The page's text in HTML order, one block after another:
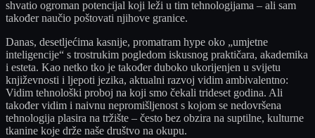
shvatio ogroman potencijal koji leži u tim tehnologijama – ali sam
također naučio poštovati njihove granice.
Danas, desetljećima kasnije, promatram hype oko „umjetne
inteligencije“ s trostrukim pogledom iskusnog praktičara, akademika
i esteta. Kao netko tko je također duboko ukorijenjen u svijetu
književnosti i ljepoti jezika, aktualni razvoj vidim ambivalentno:
Vidim tehnološki proboj na koji smo čekali trideset godina. Ali
također vidim i naivnu nepromišljenost s kojom se nedovršena
tehnologija plasira na tržište – često bez obzira na suptilne, kulturne
tkanine koje drže naše društvo na okupu.